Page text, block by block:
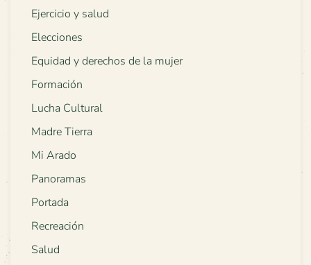
Ejercicio y salud
Elecciones
Equidad y derechos de la mujer
Formación
Lucha Cultural
Madre Tierra
Mi Arado
Panoramas
Portada
Recreación
Salud